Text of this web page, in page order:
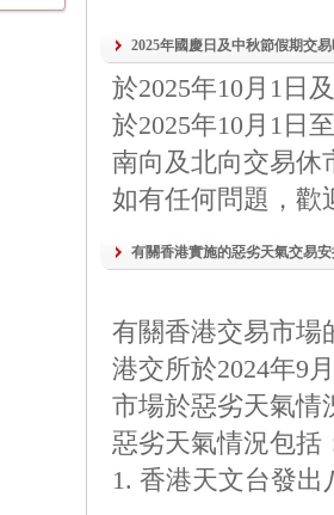
2025年國慶日及中秋節假期交
於2025年10月1日
於2025年10月1日
南向及北向交易休
如有任何問題，歡
有關香港實施的惡劣天氣交易
有關香港交易市場
港交所於2024年9
市場於惡劣天氣情
惡劣天氣情況包括
1. 香港天文台發出